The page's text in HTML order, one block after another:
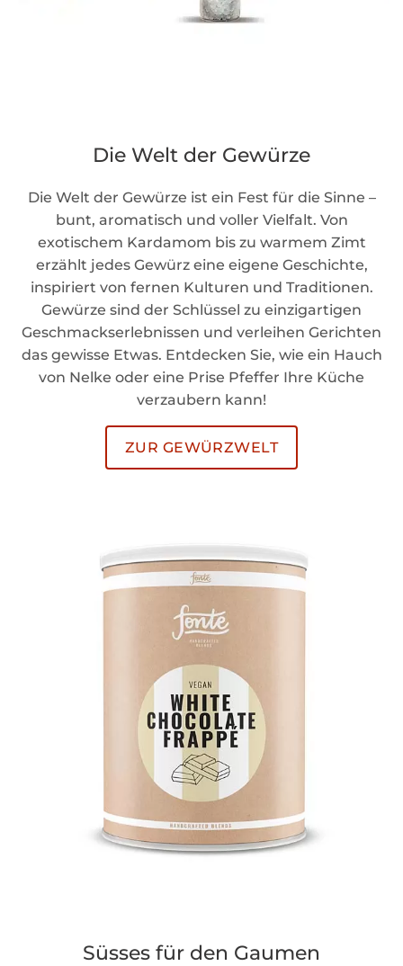
Die Welt der Gewürze
Die Welt der Gewürze ist ein Fest für die Sinne –
bunt, aromatisch und voller Vielfalt. Von
exotischem Kardamom bis zu warmem Zimt
erzählt jedes Gewürz eine eigene Geschichte,
inspiriert von fernen Kulturen und Traditionen.
Gewürze sind der Schlüssel zu einzigartigen
Geschmackserlebnissen und verleihen Gerichten
das gewisse Etwas. Entdecken Sie, wie ein Hauch
von Nelke oder eine Prise Pfeffer Ihre Küche
verzaubern kann!
ZUR GEWÜRZWELT
Süsses für den Gaumen